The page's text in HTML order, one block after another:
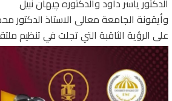
الدكتور ياسر داود والدكتوره چيهان نبيل
على الرؤية الثاقبة التي تجلت في تنظيم